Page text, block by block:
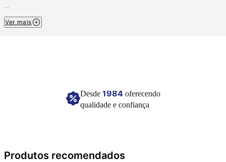
Contém 30 unidades.
Ver mais
Desde 1984oferecendo
qualidade e confiança
Produtos recomendados